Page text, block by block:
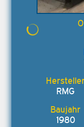
RMG
1980